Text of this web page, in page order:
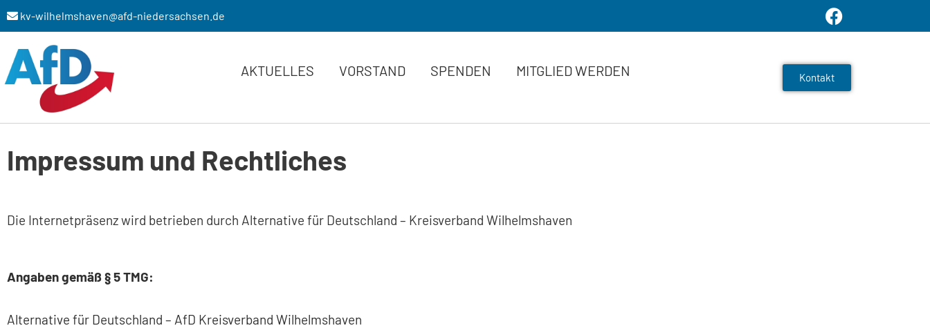
Inhalt
springen
kv-wilhelmshaven@afd-niedersachsen.de
AKTUELLES VORSTAND SPENDEN MITGLIED WERDEN Kontakt
Impressum und Rechtliches
Die Internetpräsenz wird betrieben durch Alternative für Deutschland – Kreisverband Wilhelmshaven
Angaben gemäß § 5 TMG:
Alternative für Deutschland – AfD Kreisverband Wilhelmshaven